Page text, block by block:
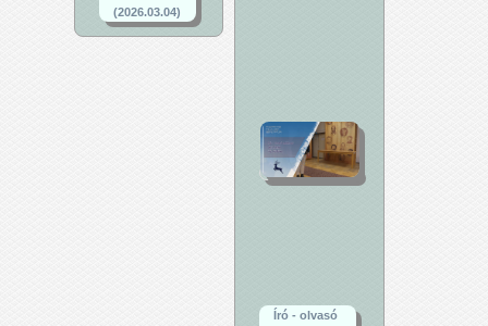
(2026.03.04)
Író - olvasó